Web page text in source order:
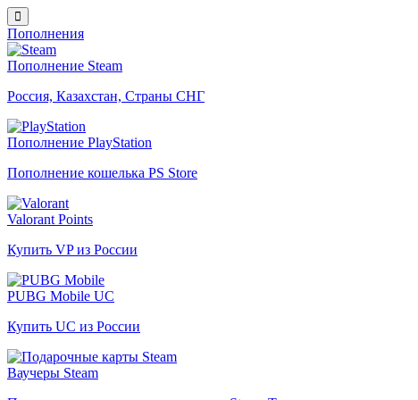
Пополнения
Пополнение Steam
Россия, Казахстан, Страны СНГ
Пополнение PlayStation
Пополнение кошелька PS Store
Valorant Points
Купить VP из России
PUBG Mobile UC
Купить UC из России
Ваучеры Steam